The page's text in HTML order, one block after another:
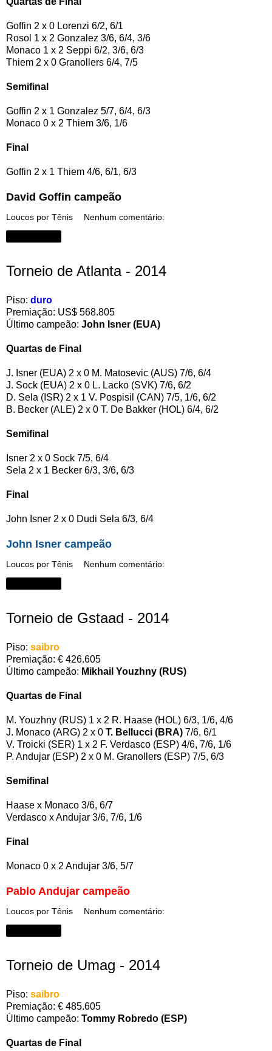
Goffin 2 x 0 Lorenzi 6/2, 6/1
Rosol 1 x 2 Gonzalez 3/6, 6/4, 3/6
Monaco 1 x 2 Seppi 6/2, 3/6, 6/3
Thiem 2 x 0 Granollers 6/4, 7/5
Semifinal
Goffin 2 x 1 Gonzalez 5/7, 6/4, 6/3
Monaco 0 x 2 Thiem 3/6, 1/6
Final
Goffin 2 x 1 Thiem 4/6, 6/1, 6/3
David Goffin campeão
Loucos por Tênis Nenhum comentário:
Torneio de Atlanta - 2014
Piso: duro
Premiação: US$ 568.805
Último campeão: John Isner (EUA)
Quartas de Final
J. Isner (EUA) 2 x 0 M. Matosevic (AUS) 7/6, 6/4
J. Sock (EUA) 2 x 0 L. Lacko (SVK) 7/6, 6/2
D. Sela (ISR) 2 x 1 V. Pospisil (CAN) 7/5, 1/6, 6/2
B. Becker (ALE) 2 x 0 T. De Bakker (HOL) 6/4, 6/2
Semifinal
Isner 2 x 0 Sock 7/5, 6/4
Sela 2 x 1 Becker 6/3, 3/6, 6/3
Final
John Isner 2 x 0 Dudi Sela 6/3, 6/4
John Isner campeão
Loucos por Tênis Nenhum comentário:
Torneio de Gstaad - 2014
Piso: saibro
Premiação: € 426.605
Último campeão: Mikhail Youzhny (RUS)
Quartas de Final
M. Youzhny (RUS) 1 x 2 R. Haase (HOL) 6/3, 1/6, 4/6
J. Monaco (ARG) 2 x 0 T. Bellucci (BRA) 7/6, 6/1
V. Troicki (SER) 1 x 2 F. Verdasco (ESP) 4/6, 7/6, 1/6
P. Andujar (ESP) 2 x 0 M. Granollers (ESP) 7/5, 6/3
Semifinal
Haase x Monaco 3/6, 6/7
Verdasco x Andujar 3/6, 7/6, 1/6
Final
Monaco 0 x 2 Andujar 3/6, 5/7
Pablo Andujar campeão
Loucos por Tênis Nenhum comentário:
Torneio de Umag - 2014
Piso: saibro
Premiação: € 485.605
Último campeão: Tommy Robredo (ESP)
Quartas de Final